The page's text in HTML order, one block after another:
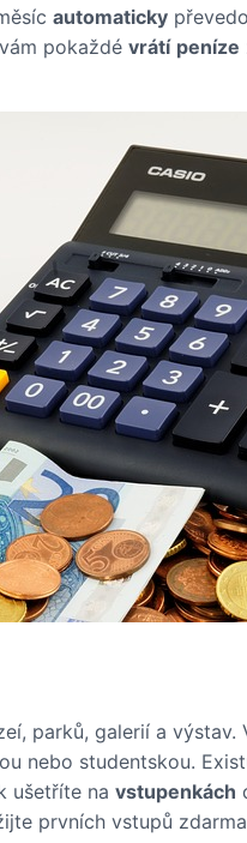
automaticky
vám pokaždé vrátí peníze
parků, galerií a
nebo studentskou.
ušetříte na vstupenkách
prvních vstupů